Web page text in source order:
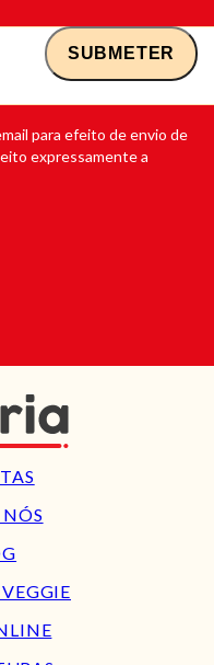
para efeito de envio de
expressamente a
NÓS